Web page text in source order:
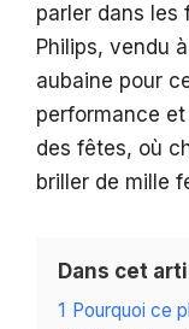
parler dans les
Philips, vendu
aubaine pour
performance
des fêtes, où
briller de mille
Dans cet
1 Pourquoi ce